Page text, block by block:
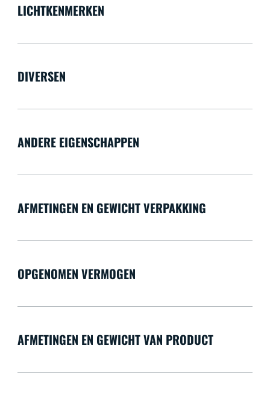
LICHTKENMERKEN
DIVERSEN
ANDERE EIGENSCHAPPEN
AFMETINGEN EN GEWICHT VERPAKKING
OPGENOMEN VERMOGEN
AFMETINGEN EN GEWICHT VAN PRODUCT